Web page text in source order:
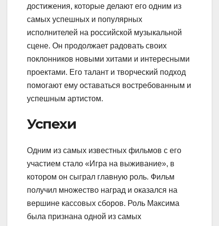
достижения, которые делают его одним из
самых успешных и популярных
исполнителей на российской музыкальной
сцене. Он продолжает радовать своих
поклонников новыми хитами и интересными
проектами. Его талант и творческий подход
помогают ему оставаться востребованным и
успешным артистом.
Успехи
Одним из самых известных фильмов с его
участием стало «Игра на выживание», в
котором он сыграл главную роль. Фильм
получил множество наград и оказался на
вершине кассовых сборов. Роль Максима
была признана одной из самых